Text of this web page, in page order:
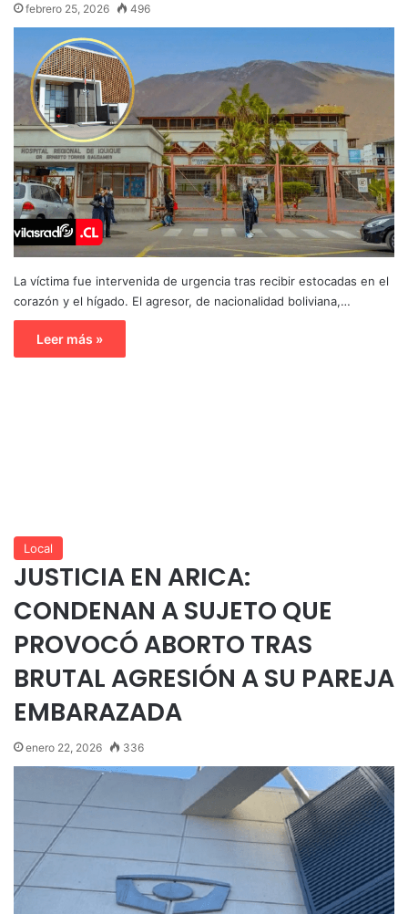
febrero 25, 2026 496
La víctima fue intervenida de urgencia tras recibir estocadas en el
corazón y el hígado. El agresor, de nacionalidad boliviana,…
Leer más »
Local
JUSTICIA EN ARICA:
CONDENAN A SUJETO QUE
PROVOCÓ ABORTO TRAS
BRUTAL AGRESIÓN A SU PAREJA
EMBARAZADA
enero 22, 2026 336